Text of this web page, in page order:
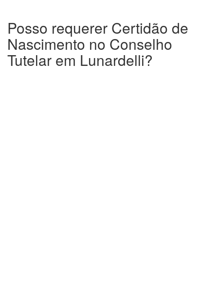
Posso requerer Certidão de
Nascimento no Conselho
Tutelar em Lunardelli?